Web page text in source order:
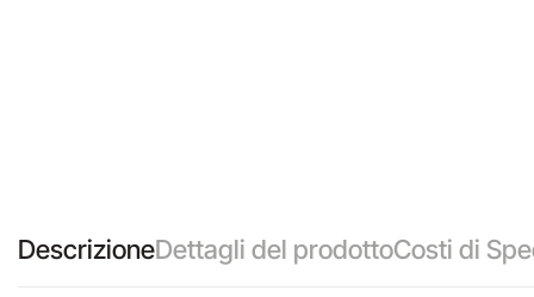
DescrizioneDettagli del prodottoCosti di